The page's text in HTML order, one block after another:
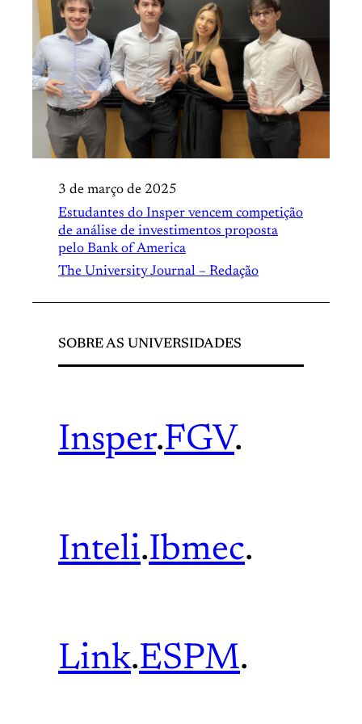
3 de março de 2025
Estudantes do Insper vencem competição
de análise de investimentos proposta
pelo Bank of America
The University Journal – Redação
SOBRE AS UNIVERSIDADES
Insper.FGV.
Inteli.Ibmec.
Link.ESPM.